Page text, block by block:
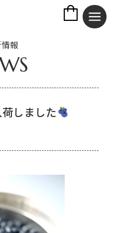
報
しました